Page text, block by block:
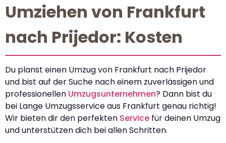
Umziehen von Frankfurt
nach Prijedor: Kosten
Du planst einen Umzug von Frankfurt nach Prijedor
und bist auf der Suche nach einem zuverlässigen und
professionellen Umzugsunternehmen? Dann bist du
bei Lange Umzugsservice aus Frankfurt genau richtig!
Wir bieten dir den perfekten Service für deinen Umzug
und unterstützen dich bei allen Schritten.